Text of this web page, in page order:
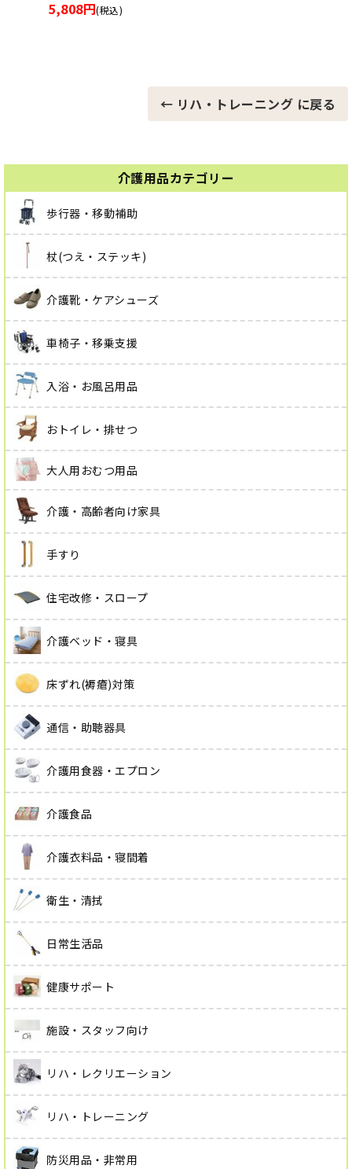
介護用品カテゴリー
歩行器・移動補助
杖(つえ・ステッキ)
介護靴・ケアシューズ
車椅子・移乗支援
入浴・お風呂用品
おトイレ・排せつ
大人用おむつ用品
介護・高齢者向け家具
手すり
住宅改修・スロープ
介護ベッド・寝具
床ずれ(褥瘡)対策
通信・助聴器具
介護用食器・エプロン
介護食品
介護衣料品・寝間着
衛生・清拭
日常生活品
健康サポート
施設・スタッフ向け
リハ・レクリエーション
リハ・トレーニング
防災用品・非常用
← リハ・トレーニング に戻る